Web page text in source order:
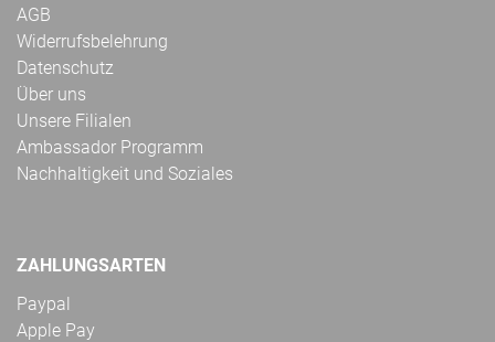
AGB
Widerrufsbelehrung
Datenschutz
Über uns
Unsere Filialen
Ambassador Programm
Nachhaltigkeit und Soziales
ZAHLUNGSARTEN
Paypal
Apple Pay